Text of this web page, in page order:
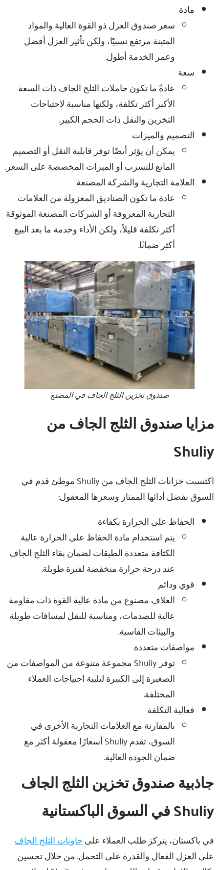
مادة
سعر صندوق العزل ذو القوة العالية والمواد
المتينة مرتفع نسبيًا، ولكن تأثير العزل أفضل
وعمر الخدمة أطول.
سعة
عادةً ما تكون حاملات الثلج الجاف ذات السعة
الأكبر أكثر تكلفة، ولكنها مناسبة لاحتياجات
التخزين والنقل ذات الحجم الكبير.
التصميم والميزات
يمكن أن يؤثر أيضًا توفر قابلية النقل أو التصميم
المانع للتسرب أو الميزات المخصصة على السعر.
العلامة التجارية والشركة المصنعة
عادة ما تكون الصناديق المعزولة من العلامات
التجارية المعروفة أو الشركات المصنعة الموثوقة
أكثر تكلفة قليلاً، ولكن الأداء وخدمة ما بعد البيع
أكثر ضمانًا.
صندوق تخزين الثلج الجاف في المصنع
مزايا صندوق الثلج الجاف من
Shuliy
اكتسبت خزانات الثلج الجاف من Shuliy موطئ قدم في
السوق بفضل أدائها الممتاز وسعرها المعقول:
الحفاظ على الحرارة بكفاءة
يتم استخدام مادة الحفاظ على الحرارة عالية
الكثافة متعددة الطبقات لضمان بقاء الثلج الجاف
عند درجة حرارة منخفضة لفترة طويلة.
قوي ودائم
الغلاف مصنوع من مادة عالية القوة ذات مقاومة
عالية للصدمات، ومناسبة للنقل لمسافات طويلة
والبيئات القاسية.
مواصفات متعددة
توفر Shuliy مجموعة متنوعة من المواصفات من
الصغيرة إلى الكبيرة لتلبية احتياجات العملاء
المختلفة.
فعالية التكلفة
بالمقارنة مع العلامات التجارية الأخرى في
السوق، تقدم Shuliy أسعارًا معقولة أكثر مع
ضمان الجودة العالية.
جاذبية صندوق تخزين الثلج الجاف
Shuliy في السوق الباكستانية
في باكستان، يتركز طلب العملاء علىحاويات الثلج الجاف
على العزل الفعال والقدرة على التحمل. من خلال تحسين